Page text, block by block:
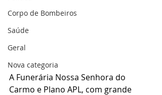
Corpo de Bombeiros
Saúde
Geral
Nova categoria
A Funerária Nossa Senhora do
Carmo e Plano APL, com grande